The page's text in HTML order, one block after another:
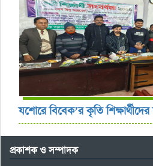
যশোরে বিবেক’র কৃতি
প্রকাশক ও সম্পাদক